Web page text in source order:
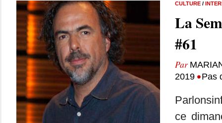
CULTURE/
La
#61
Par
2019 •Pas
ce